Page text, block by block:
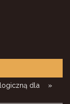
»
dla